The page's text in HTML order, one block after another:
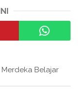
Belajar